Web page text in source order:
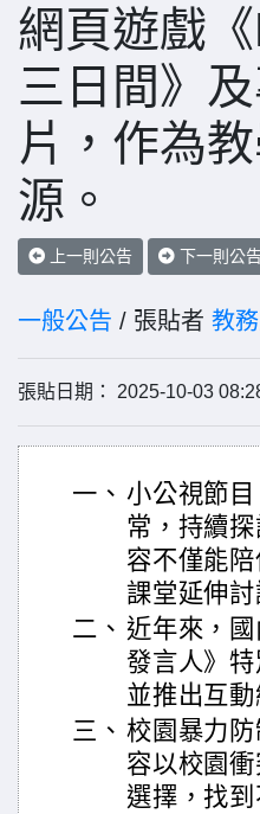
網頁遊戲
三日間》
片，作為
源。
上一則公告 下一則公
一般公告 / 張貼者 教
張貼日期： 2025-10-03
一、 小公視節
常，持續
容不僅能
課堂延伸討
二、 近年來，
發言人》
並推出互
三、 校園暴力
容以校園
選擇，找